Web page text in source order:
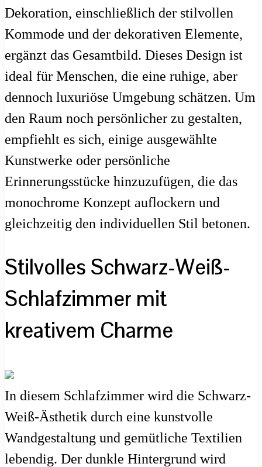
Dekoration, einschließlich der stilvollen
Kommode und der dekorativen Elemente,
ergänzt das Gesamtbild. Dieses Design ist
ideal für Menschen, die eine ruhige, aber
dennoch luxuriöse Umgebung schätzen. Um
den Raum noch persönlicher zu gestalten,
empfiehlt es sich, einige ausgewählte
Kunstwerke oder persönliche
Erinnerungsstücke hinzuzufügen, die das
monochrome Konzept auflockern und
gleichzeitig den individuellen Stil betonen.
Stilvolles Schwarz-Weiß-
Schlafzimmer mit
kreativem Charme
In diesem Schlafzimmer wird die Schwarz-
Weiß-Ästhetik durch eine kunstvolle
Wandgestaltung und gemütliche Textilien
lebendig. Der dunkle Hintergrund wird